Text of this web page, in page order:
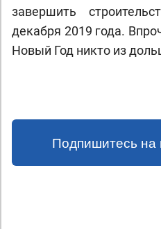
завершить
декабря 2019 года.
Новый Год никто из
Подпишитесь